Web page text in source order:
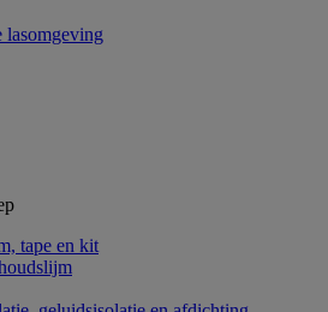
lasomgeving
tape en kit